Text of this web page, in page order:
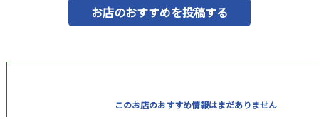
お店のおすすめを投稿する
このお店のおすすめ情報はまだありません